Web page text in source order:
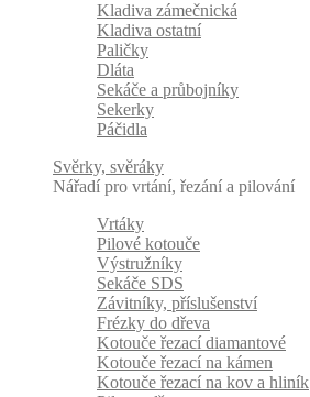
Kladiva zámečnická
Kladiva ostatní
Paličky
Dláta
Sekáče a průbojníky
Sekerky
Páčidla
Svěrky, svěráky
Nářadí pro vrtání, řezání a pilování
Vrtáky
Pilové kotouče
Výstružníky
Sekáče SDS
Závitníky, příslušenství
Frézky do dřeva
Kotouče řezací diamantové
Kotouče řezací na kámen
Kotouče řezací na kov a hliník